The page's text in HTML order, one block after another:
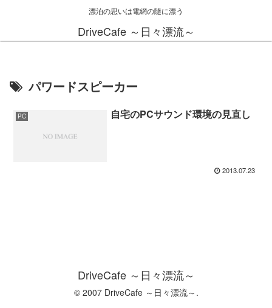
漂泊の思いは電網の隨に漂う
DriveCafe ～日々漂流～
パワードスピーカー
PC 自宅のPCサウンド環境の見直し
2013.07.23
DriveCafe ～日々漂流～
© 2007 DriveCafe ～日々漂流～.